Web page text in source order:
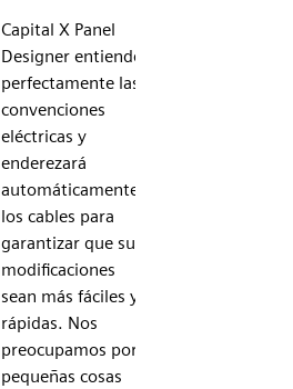
Capital X Panel
Designer entiende
perfectamente las
convenciones
eléctricas y
enderezará
automáticamente
los cables para
garantizar que sus
modificaciones
sean más fáciles y
rápidas. Nos
preocupamos por
pequeñas cosas